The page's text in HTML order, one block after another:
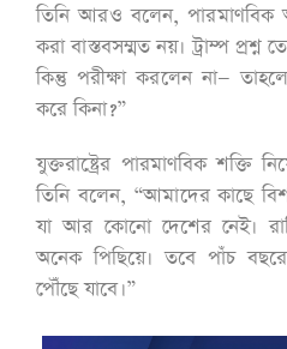
তিনি আরও বলেন, পারমাণবিক
করা বাস্তবসম্মত নয়। ট্রাম্প
কিন্তু পরীক্ষা করলেন না—
করে কিনা?”
যুক্তরাষ্ট্রের পারমাণবিক শক্তি
তিনি বলেন, “আমাদের কাছে
যা আর কোনো দেশের নেই।
অনেক পিছিয়ে। তবে পাঁচ
পৌঁছে যাবে।”